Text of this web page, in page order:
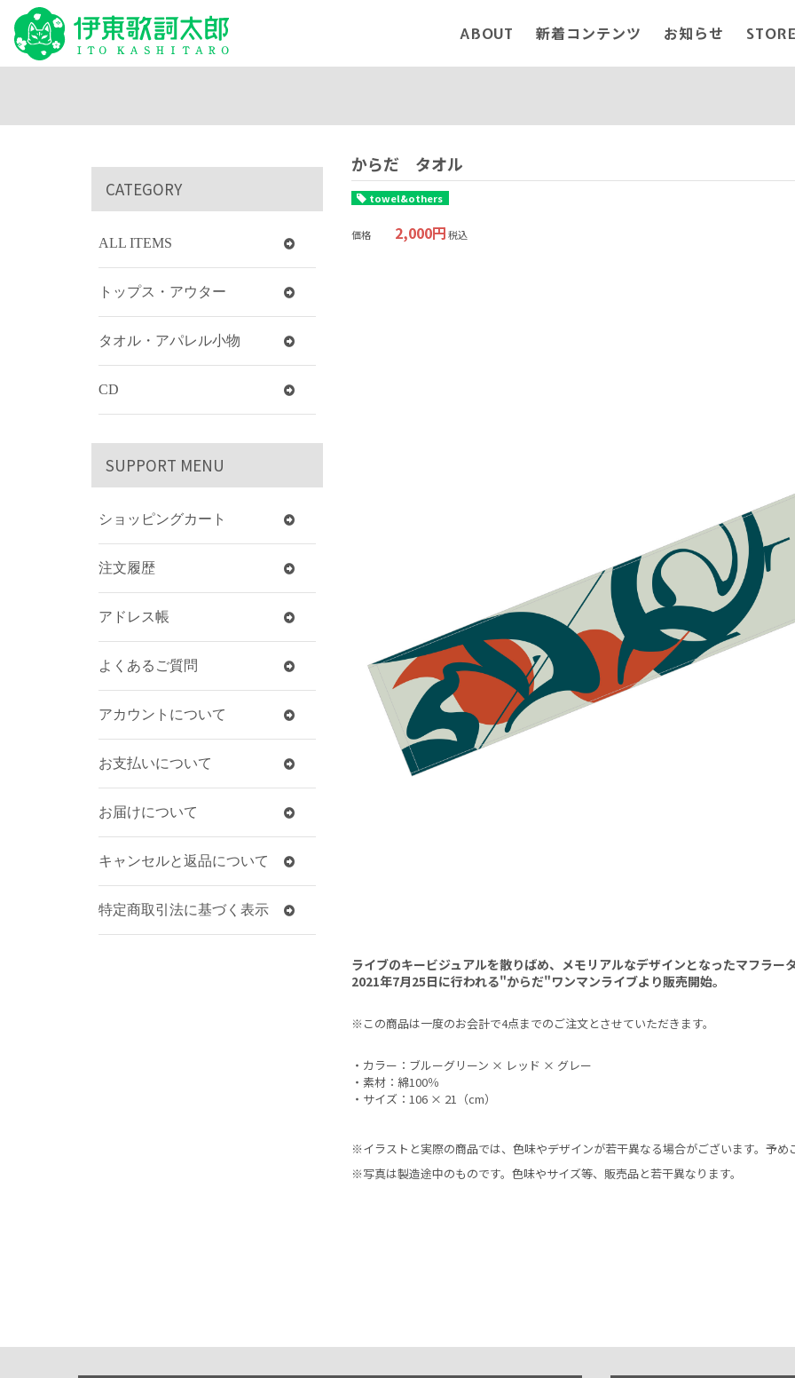
ABOUT 新着コンテンツ お知らせ STORE
CATEGORY
ALL ITEMS
トップス・アウター
タオル・アパレル小物
CD
SUPPORT MENU
ショッピングカート
注文履歴
アドレス帳
よくあるご質問
アカウントについて
お支払いについて
お届けについて
キャンセルと返品について
特定商取引法に基づく表示
からだ タオル
towel&others
価格 2,000円税込
ライブのキービジュアルを散りばめ、メモリアルなデザインとなったマフラータ
2021年7月25日に行われる"からだ"ワンマンライブより販売開始。
※この商品は一度のお会計で4点までのご注文とさせていただきます。
・カラー：ブルーグリーン × レッド × グレー
・素材：綿100％
・サイズ：106 × 21（cm）
※イラストと実際の商品では、色味やデザインが若干異なる場合がございます。予め
※写真は製造途中のものです。色味やサイズ等、販売品と若干異なります。